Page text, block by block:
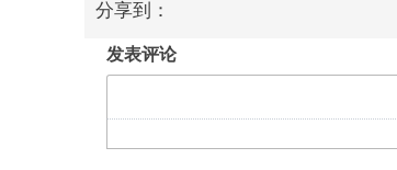
分享到：
发表评论